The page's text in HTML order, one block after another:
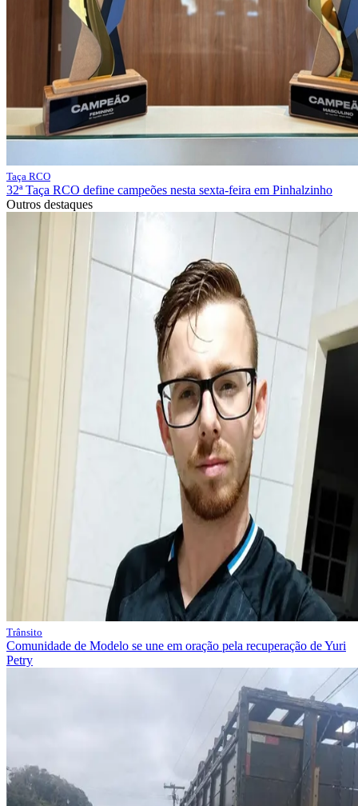
Taça RCO
32ª Taça RCO define campeões nesta sexta-feira em Pinhalzinho
Outros destaques
Trânsito
Comunidade de Modelo se une em oração pela recuperação de Yuri
Petry